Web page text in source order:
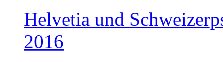
Helvetia und
2016